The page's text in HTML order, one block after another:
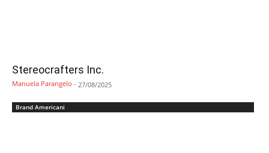
Stereocrafters Inc.
Manuela Parangelo - 27/08/2025
Brand Americani